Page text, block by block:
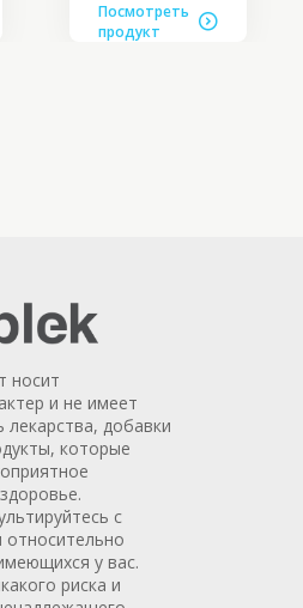
Посмотреть
продукт
носит
и не имеет
добавки
которые
с
у вас.
риска и